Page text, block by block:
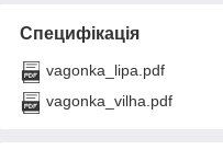
Специфікація
vagonka_lipa.pdf
vagonka_vilha.pdf